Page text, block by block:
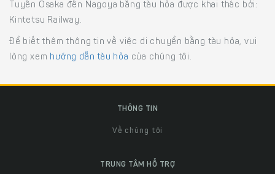
Tuyến Osaka đến Nagoya bằng tàu hỏa được khai thác bởi:
Kintetsu Railway.
Để biết thêm thông tin về việc di chuyển bằng tàu hỏa, vui
lòng xem hướng dẫn tàu hỏa của chúng tôi.
THÔNG TIN
Về chúng tôi
TRUNG TÂM HỖ TRỢ